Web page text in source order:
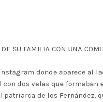
SU FAMILIA CON UNA
donde aparece al
dos velas que formaban
de los Fernández,